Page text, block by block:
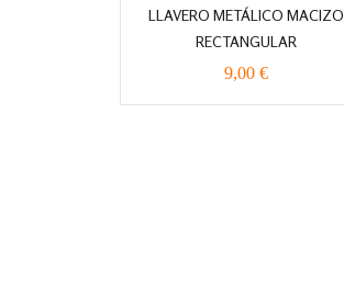
LLAVERO METÁLICO MACIZO
RECTANGULAR
9,00 €